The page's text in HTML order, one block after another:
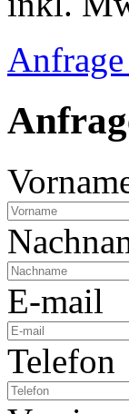
E-mail
Telefon